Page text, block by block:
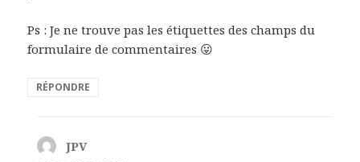
Ps : Je ne trouve pas les étiquettes des champs du
formulaire de commentaires 😛
RÉPONDRE
JPVdit :